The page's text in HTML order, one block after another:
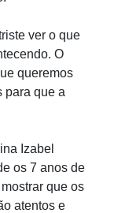
ver o que
O
queremos
para que a
Izabel
os 7 anos de
que os
atentos e